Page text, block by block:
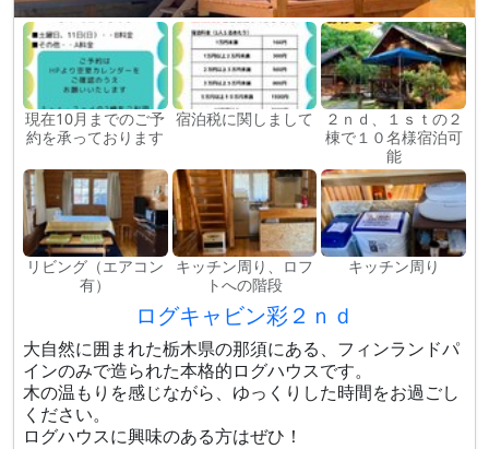
現在10月までのご予
約を承っております
宿泊税に関しまして
２ｎｄ、１ｓｔの２
棟で１０名様宿泊可
能
リビング（エアコン
有）
キッチン周り、ロフ
トへの階段
キッチン周り
ログキャビン彩２ｎｄ
大自然に囲まれた栃木県の那須にある、フィンランドパ
インのみで造られた本格的ログハウスです。
木の温もりを感じながら、ゆっくりした時間をお過ごし
ください。
ログハウスに興味のある方はぜひ！